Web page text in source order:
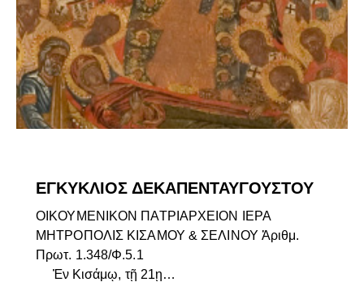
ΕΓΚΥΚΛΙΟΣ ΔΕΚΑΠΕΝΤΑΥΓΟΥΣΤΟΥ
ΟΙΚΟΥΜΕΝΙΚΟΝ ΠΑΤΡΙΑΡΧΕΙΟΝ ΙΕΡΑ
ΜΗΤΡΟΠΟΛΙΣ ΚΙΣΑΜΟΥ & ΣΕΛΙΝΟΥ Ἀ­ριθμ.
Πρωτ. 1.348/Φ.5.1
Ἐν Κισάμῳ, τῇ 21ῃ…